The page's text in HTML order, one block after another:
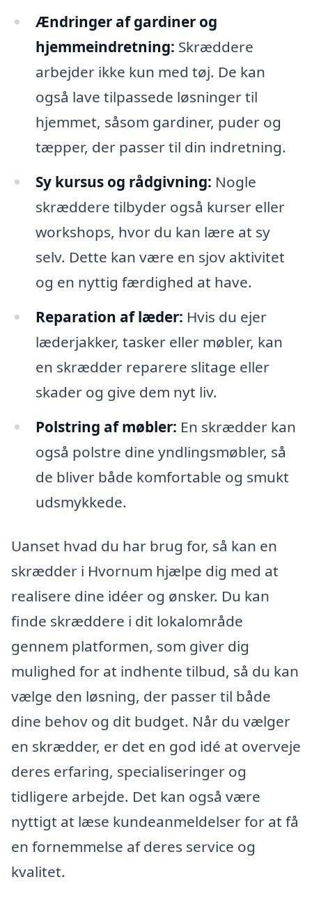
Ændringer af gardiner og
hjemmeindretning: Skræddere
arbejder ikke kun med tøj. De kan
også lave tilpassede løsninger til
hjemmet, såsom gardiner, puder og
tæpper, der passer til din indretning.
Sy kursus og rådgivning: Nogle
skræddere tilbyder også kurser eller
workshops, hvor du kan lære at sy
selv. Dette kan være en sjov aktivitet
og en nyttig færdighed at have.
Reparation af læder: Hvis du ejer
læderjakker, tasker eller møbler, kan
en skrædder reparere slitage eller
skader og give dem nyt liv.
Polstring af møbler: En skrædder kan
også polstre dine yndlingsmøbler, så
de bliver både komfortable og smukt
udsmykkede.
Uanset hvad du har brug for, så kan en
skrædder i Hvornum hjælpe dig med at
realisere dine idéer og ønsker. Du kan
finde skræddere i dit lokalområde
gennem platformen, som giver dig
mulighed for at indhente tilbud, så du kan
vælge den løsning, der passer til både
dine behov og dit budget. Når du vælger
en skrædder, er det en god idé at overveje
deres erfaring, specialiseringer og
tidligere arbejde. Det kan også være
nyttigt at læse kundeanmeldelser for at få
en fornemmelse af deres service og
kvalitet.